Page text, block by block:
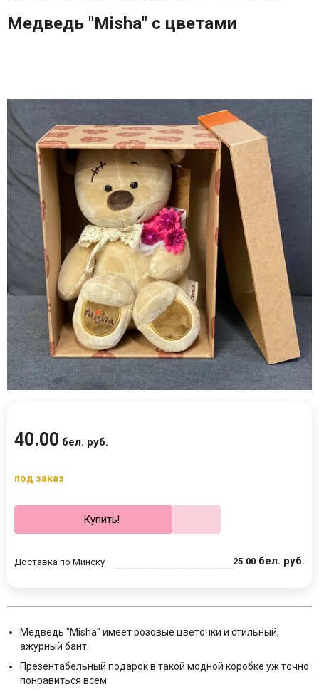
Медведь "Misha" с цветами
40.00 бел. руб.
под заказ
Купить!
Доставка по Минску 25.00 бел. руб.
Медведь "Misha" имеет розовые цветочки и стильный,
ажурный бант.
Презентабельный подарок в такой модной коробке уж точно
понравиться всем.